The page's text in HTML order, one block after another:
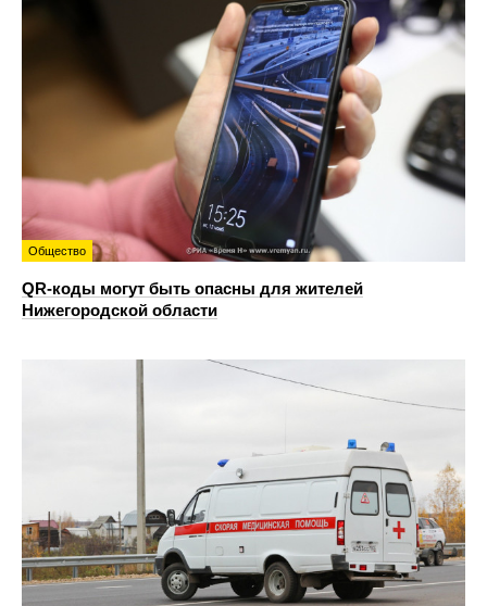
Общество
QR-коды могут быть опасны для жителей
Нижегородской области